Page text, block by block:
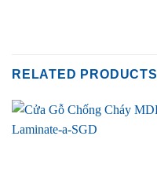
RELATED PRODUCTS